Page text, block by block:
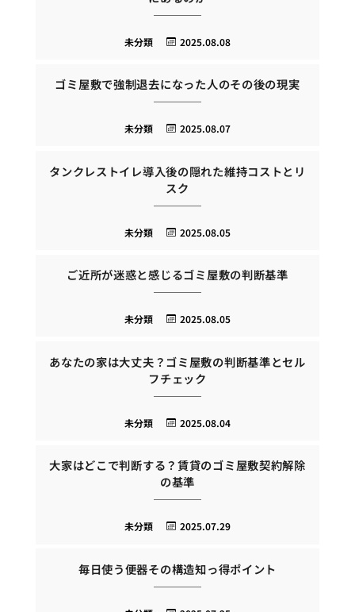
2025.08.08
未分類
ゴミ屋敷で強制退去になった人のその後の現実
2025.08.07
未分類
タンクレストイレ導入後の隠れた維持コストとリ
スク
2025.08.05
未分類
ご近所が迷惑と感じるゴミ屋敷の判断基準
2025.08.05
未分類
あなたの家は大丈夫？ゴミ屋敷の判断基準とセル
フチェック
2025.08.04
未分類
大家はどこで判断する？賃貸のゴミ屋敷契約解除
の基準
2025.07.29
未分類
毎日使う便器その構造知っ得ポイント